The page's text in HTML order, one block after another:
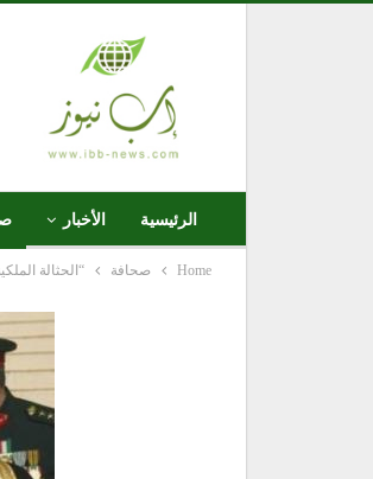
الرئيسية الأخبار
Home صحافة “الحثالة